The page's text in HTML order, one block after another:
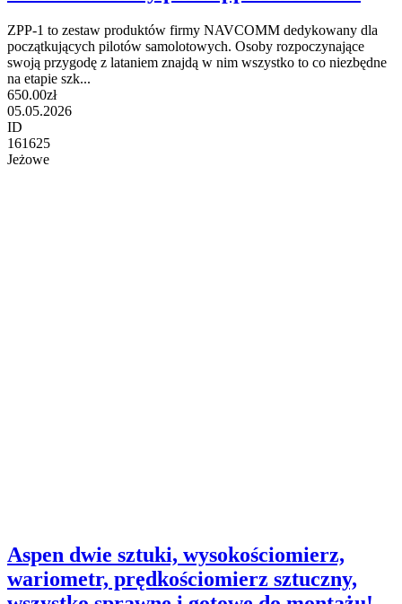
ZPP-1 to zestaw produktów firmy NAVCOMM dedykowany dla
początkujących pilotów samolotowych. Osoby rozpoczynające
swoją przygodę z lataniem znajdą w nim wszystko to co niezbędne
na etapie szk...
650.00zł
05.05.2026
ID
161625
Jeżowe
Aspen dwie sztuki, wysokościomierz,
wariometr, prędkościomierz sztuczny,